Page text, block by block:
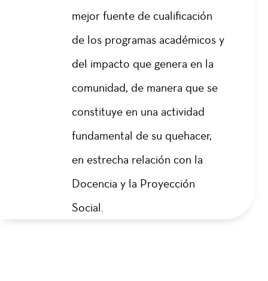
mejor fuente de cualificación
de los programas académicos y
del impacto que genera en la
comunidad, de manera que se
constituye en una actividad
fundamental de su quehacer,
en estrecha relación con la
Docencia y la Proyección
Social.